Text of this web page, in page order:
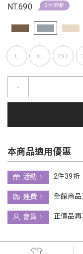
NT.690 2件39折
L XL 2XL
-
本商品適用優惠
活動
2件39折
運費
全館商
會員
正價品